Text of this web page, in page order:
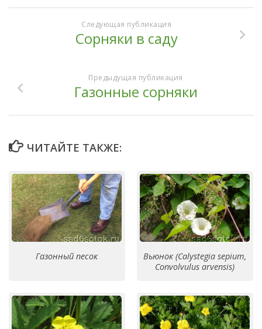
Следующая публикация
Сорняки в саду
Предыдущая публикация
Газонные сорняки
ЧИТАЙТЕ ТАКЖЕ:
Газонный песок
Вьюнок (Calystegia sepium,
Convolvulus arvensis)